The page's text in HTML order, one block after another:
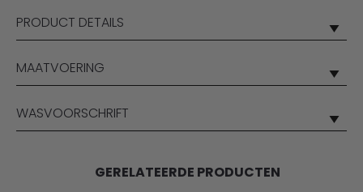
PRODUCT DETAILS
MAATVOERING
WASVOORSCHRIFT
GERELATEERDE PRODUCTEN